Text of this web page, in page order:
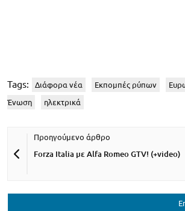
Tags: Διάφορα νέα Εκπομπές ρύπων
Ένωση ηλεκτρικά
Forza Italia με Alfa Romeo GTV! (+video)